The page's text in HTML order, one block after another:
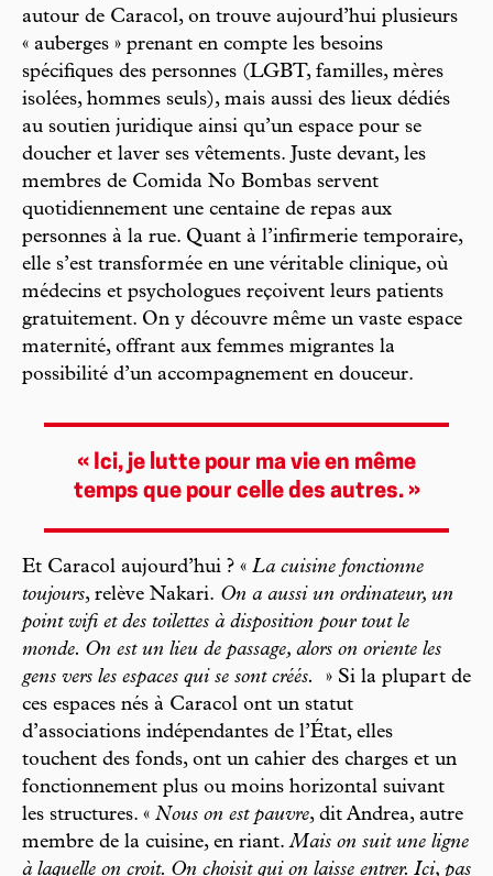
autour de Caracol, on trouve aujourd’hui plusieurs
« auberges » prenant en compte les besoins
spécifiques des personnes (LGBT, familles, mères
isolées, hommes seuls), mais aussi des lieux dédiés
au soutien juridique ainsi qu’un espace pour se
doucher et laver ses vêtements. Juste devant, les
membres de Comida No Bombas servent
quotidiennement une centaine de repas aux
personnes à la rue. Quant à l’infirmerie temporaire,
elle s’est transformée en une véritable clinique, où
médecins et psychologues reçoivent leurs patients
gratuitement. On y découvre même un vaste espace
maternité, offrant aux femmes migrantes la
possibilité d’un accompagnement en douceur.
« Ici, je lutte pour ma vie en même
temps que pour celle des autres. »
Et Caracol aujourd’hui ? « La cuisine fonctionne
toujours, relève Nakari. On a aussi un ordinateur, un
point wifi et des toilettes à disposition pour tout le
monde. On est un lieu de passage, alors on oriente les
gens vers les espaces qui se sont créés.
» Si la plupart de
ces espaces nés à Caracol ont un statut
d’associations indépendantes de l’État, elles
touchent des fonds, ont un cahier des charges et un
fonctionnement plus ou moins horizontal suivant
les structures. « Nous on est pauvre, dit Andrea, autre
membre de la cuisine, en riant.Mais on suit une ligne
à laquelle on croit. On choisit qui on laisse entrer. Ici, pas